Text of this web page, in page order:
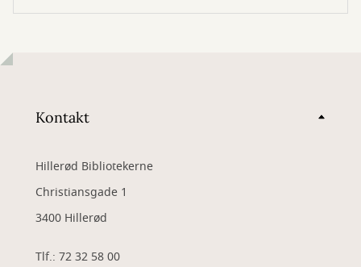
Kontakt
Hillerød Bibliotekerne
Christiansgade 1
3400 Hillerød
Tlf.: 72 32 58 00